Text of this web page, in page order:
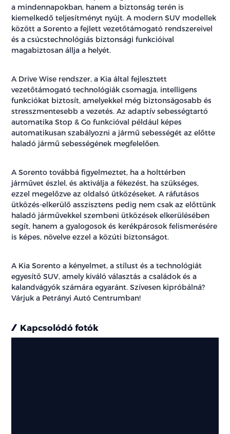
a mindennapokban, hanem a biztonság terén is
kiemelkedő teljesítményt nyújt. A modern SUV modellek
között a Sorento a fejlett vezetőtámogató rendszereivel
és a csúcstechnológiás biztonsági funkcióival
magabiztosan állja a helyét.
A Drive Wise rendszer, a Kia által fejlesztett
vezetőtámogató technológiák csomagja, intelligens
funkciókat biztosít, amelyekkel még biztonságosabb és
stresszmentesebb a vezetés. Az adaptív sebességtartó
automatika Stop & Go funkcióval például képes
automatikusan szabályozni a jármű sebességét az előtte
haladó jármű sebességének megfelelően.
A Sorento továbbá figyelmeztet, ha a holttérben
járművet észlel, és aktiválja a fékezést, ha szükséges,
ezzel megelőzve az oldalsó ütközéseket. A ráfutásos
ütközés-elkerülő asszisztens pedig nem csak az előttünk
haladó járművekkel szembeni ütközések elkerülésében
segít, hanem a gyalogosok és kerékpárosok felismerésére
is képes, növelve ezzel a közúti biztonságot.
A Kia Sorento a kényelmet, a stílust és a technológiát
egyesítő SUV, amely kiváló választás a családok és a
kalandvágyók számára egyaránt. Szívesen kipróbálná?
Várjuk a Petrányi Autó Centrumban!
Kapcsolódó fotók